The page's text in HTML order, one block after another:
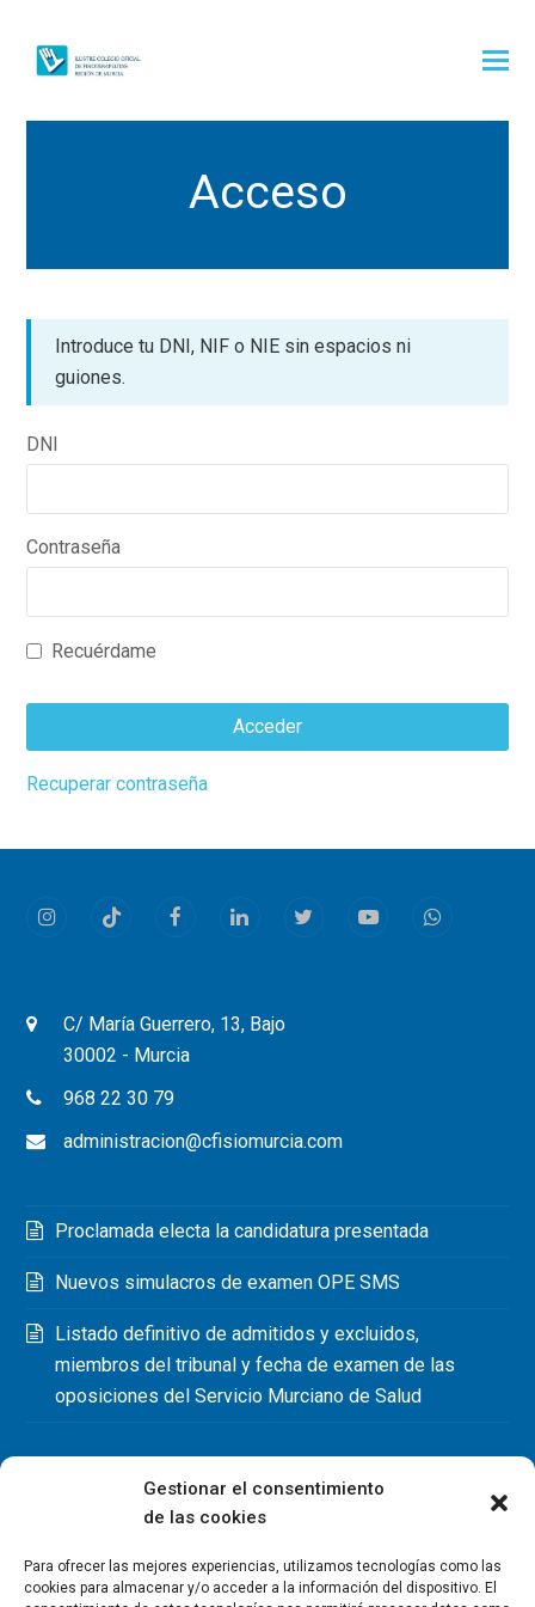
Gestionar el consentimiento
de las cookies
Para ofrecer las mejores experiencias, utilizamos tecnologías como las
cookies para almacenar y/o acceder a la información del dispositivo. El
Acceso
Introduce tu DNI, NIF o NIE sin espacios ni
guiones.
DNI
Contraseña
Recuérdame
Acceder
This
should
left
Recuperar contraseña
InstagramTiktok FacebookLinkedInTwitterYoutubeWhatsapp
C/ María Guerrero, 13, Bajo
30002 - Murcia
968 22 30 79
administracion@cfisiomurcia.com
Proclamada electa la candidatura presentada
Nuevos simulacros de examen OPE SMS
Listado definitivo de admitidos y excluidos,
miembros del tribunal y fecha de examen de las
oposiciones del Servicio Murciano de Salud